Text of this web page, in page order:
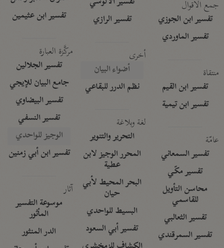
جمع الأقوال
تفسير ابن الجوزي
تفسير الماوردي
منتقاة
تفسير ابن القيم
تفسير ابن تيمية
عامّة
تفسير السمعاني
تفسير مكّي
محاسن التأويل
للقاسمي
تفسير الثعالبي
تفسير السمرقندي
تفسير الرازي
أخرى
أضواء البيان
نظم الدرر للبقاعي
لغة وبلاغة
التحرير والتنوير
المحرر الوجيز لابن
عطية
البحر المحيط لأبي
حيان
البسيط للواحدي
تفسير أبي السعود
تفسير ابن عثيمين
مركَّزة العبارة
تفسير الجلالين
جامع البيان للإيجي
تفسير البيضاوي
تفسير النسفي
الوجيز للواحدي
تفسير ابن أبي زمنين
آثار
موسوعة التفسير
المأثور
الدر المنثور